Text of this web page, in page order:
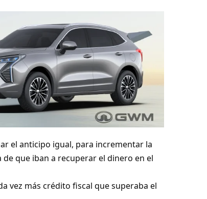
el anticipo igual, para incrementar la
que iban a recuperar el dinero en el
vez más crédito fiscal que superaba el